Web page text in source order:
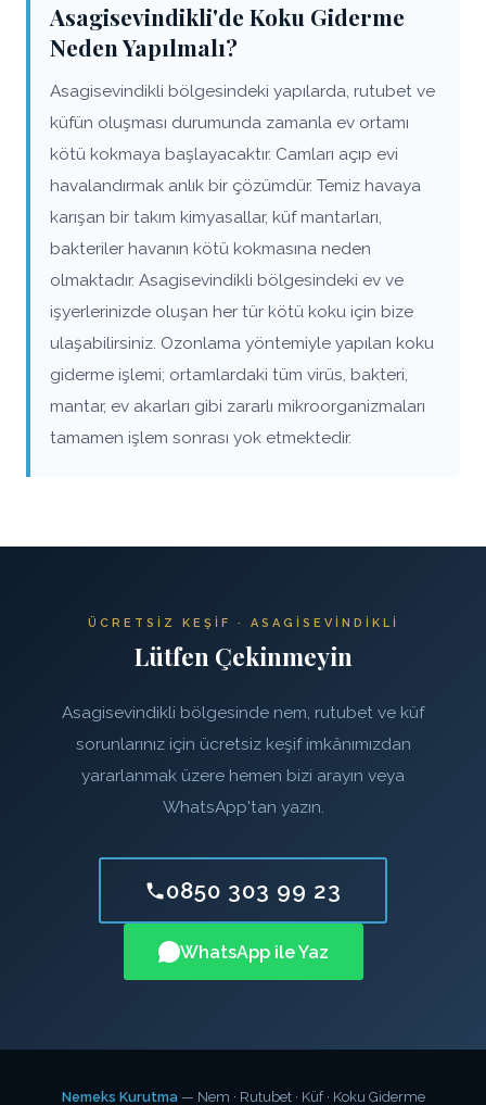
Asagisevindikli'de Koku Giderme
Neden Yapılmalı?
Asagisevindikli bölgesindeki yapılarda, rutubet ve
küfün oluşması durumunda zamanla ev ortamı
kötü kokmaya başlayacaktır. Camları açıp evi
havalandırmak anlık bir çözümdür. Temiz havaya
karışan bir takım kimyasallar, küf mantarları,
bakteriler havanın kötü kokmasına neden
olmaktadır. Asagisevindikli bölgesindeki ev ve
işyerlerinizde oluşan her tür kötü koku için bize
ulaşabilirsiniz. Ozonlama yöntemiyle yapılan koku
giderme işlemi; ortamlardaki tüm virüs, bakteri,
mantar, ev akarları gibi zararlı mikroorganizmaları
tamamen işlem sonrası yok etmektedir.
ÜCRETSIZ KEŞIF · ASAGISEVINDIKLI
Lütfen Çekinmeyin
Asagisevindikli bölgesinde nem, rutubet ve küf
sorunlarınız için ücretsiz keşif imkânımızdan
yararlanmak üzere hemen bizi arayın veya
WhatsApp'tan yazın.
0850 303 99 23
WhatsApp ile Yaz
Nemeks Kurutma— Nem · Rutubet · Küf · Koku Giderme